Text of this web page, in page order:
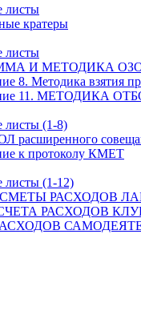
листы
кратеры
листы
И МЕТОДИКА
8. Методика взятия
11. МЕТОДИКА
листы (1-8)
расширенного
к протоколу КМЕТ
листы (1-12)
РАСХОДОВ
РАСХОДОВ